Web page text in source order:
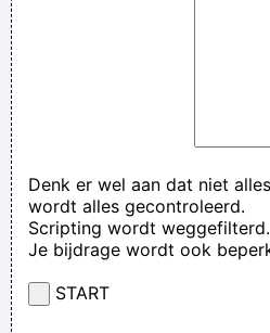
Denk er wel aan dat niet
wordt alles gecontroleerd.
Scripting wordt weggefilterd.
Je bijdrage wordt ook
START